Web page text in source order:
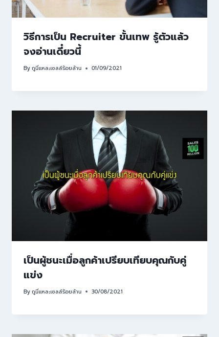
วิธีการเป็น Recruiter ขั้นเทพ รู้ตัวแล้ว
จงอ่านเดี๋ยวนี้
Byกูนี่แหละเซลล์ร้อยล้าน 01/09/2021
เป็นผู้ชนะเมื่อลูกค้าเปรียบเทียบคุณกับคู่
แข่ง
Byกูนี่แหละเซลล์ร้อยล้าน 30/08/2021